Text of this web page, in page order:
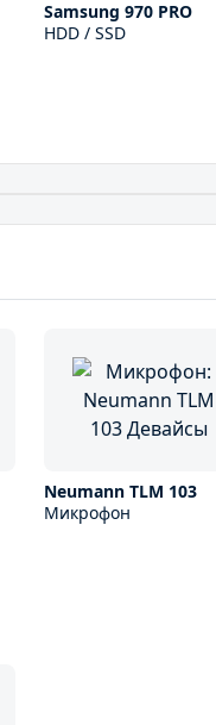
Samsung 970 PRO
HDD / SSD
Neumann TLM 103
Микрофон